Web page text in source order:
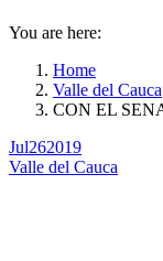
You are here:
Home
Valle del Cauca
CON EL
Jul262019
Valle del Cauca